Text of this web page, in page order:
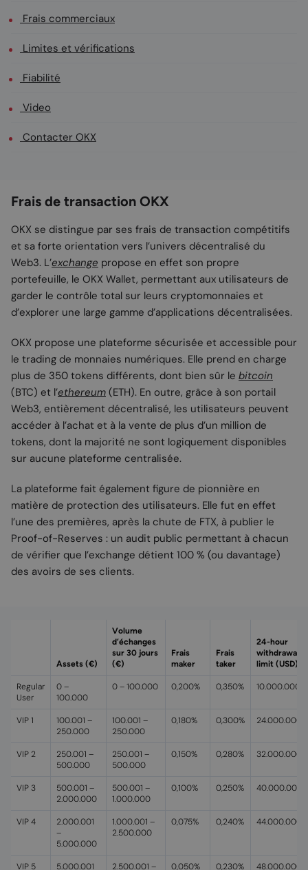
Frais commerciaux
Limites et vérifications
Fiabilité
Video
Contacter OKX
Frais de transaction OKX
OKX se distingue par ses frais de transaction compétitifs
et sa forte orientation vers l’univers décentralisé du
Web3. L’exchange propose en effet son propre
portefeuille, le OKX Wallet, permettant aux utilisateurs de
garder le contrôle total sur leurs cryptomonnaies et
d’explorer une large gamme d’applications décentralisées.
OKX propose une plateforme sécurisée et accessible pour
le trading de monnaies numériques. Elle prend en charge
plus de 350 tokens différents, dont bien sûr le bitcoin
(BTC) et l’ethereum (ETH). En outre, grâce à son portail
Web3, entièrement décentralisé, les utilisateurs peuvent
accéder à l’achat et à la vente de plus d’un million de
tokens, dont la majorité ne sont logiquement disponibles
sur aucune plateforme centralisée.
La plateforme fait également figure de pionnière en
matière de protection des utilisateurs. Elle fut en effet
l’une des premières, après la chute de FTX, à publier le
Proof-of-Reserves : un audit public permettant à chacun
de vérifier que l’exchange détient 100 % (ou davantage)
des avoirs de ses clients.
Assets (€)
Volume
d’échanges
sur 30 jours
(€)
Frais
maker
Frais
taker
24-hour
withdrawal
limit (USD)
Regular
User
0 –
100.000
0 – 100.000 0,200% 0,350% 10.000.000
VIP 1
100.001 –
250.000
100.001 –
250.000
0,180% 0,300% 24.000.000
VIP 2
250.001 –
500.000
250.001 –
500.000
0,150% 0,280% 32.000.000
VIP 3
500.001 –
2.000.000
500.001 –
1.000.000
0,100% 0,250% 40.000.000
VIP 4
2.000.001
–
5.000.000
1.000.001 –
2.500.000
0,075% 0,240% 44.000.000
VIP 5 5.000.001 2.500.001 – 0,050% 0,230% 48.000.000